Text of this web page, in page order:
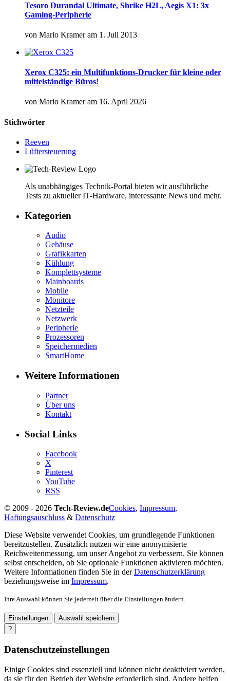
Tesoro Durandal Ultimate, Shrike H2L, Aegis X1: 3x
Gaming-Peripherie
von Mario Krameram 1. Juli 2013
Xerox C325: ein Multifunktions-Drucker für kleine oder
mittelständige Büros!
von Mario Krameram 16. April 2026
Stichwörter
Reeven
Lüftersteuerung
Als unabhängiges Technik-Portal bieten wir ausführliche
Tests zu aktueller IT-Hardware, interessante News und mehr.
Kategorien
Audio
Gehäuse
Grafikkarten
Kühlung
Komplettsysteme
Mainboards
Mobile
Monitore
Netzteile
Netzwerk
Peripherie
Prozessoren
Speichermedien
SmartHome
Weitere Informationen
Partner
Über uns
Kontakt
Social Links
Facebook
X
Pinterest
YouTube
RSS
© 2009 - 2026 Tech-Review.deCookies, Impressum,
Haftungsauschluss & Datenschutz
Diese Website verwendet Cookies, um grundlegende Funktionen
bereitzustellen. Zusätzlich nutzen wir eine anonymisierte
Reichweitenmessung, um unser Angebot zu verbessern. Sie können
selbst entscheiden, ob Sie optionale Funktionen aktivieren möchten.
Weitere Informationen finden Sie in derDatenschutzerklärung
beziehungsweise im Impressum.
Ihre Auswahl können Sie jederzeit über die Einstellungen ändern.
Einstellungen
Auswahl speichern
?
Datenschutzeinstellungen
Einige Cookies sind essenziell und können nicht deaktiviert werden,
da sie für den Betrieb der Website erforderlich sind. Andere helfen